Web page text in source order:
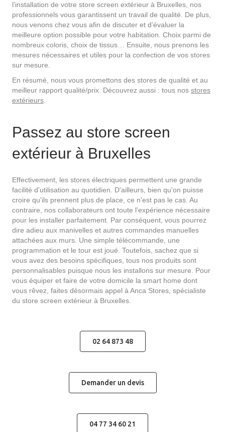
l’installation de votre store screen extérieur à Bruxelles, nos
professionnels vous garantissent un travail de qualité. De plus,
nous venons chez vous afin de discuter et d’évaluer la
meilleure option possible pour votre habitation. Choix parmi de
nombreux coloris, choix de tissus… Ensuite, nous prenons les
mesures nécessaires et utiles pour la confection de vos stores
sur mesure.
En résumé, nous vous promettons des stores de qualité et au
meilleur rapport qualité/prix. Découvrez aussi : tous nos stores
extérieurs
Passez au store screen
extérieur à Bruxelles
Effectivement, les stores électriques permettent une grande
facilité d'utilisation au quotidien. D'ailleurs, bien qu'on puisse
croire qu'ils prennent plus de place, ce n'est pas le cas. Au
contraire, nos collaborateurs ont toute l'expérience nécessaire
pour les installer parfaitement. Par conséquent, vous pourrez
dire adieu aux manivelles et autres commandes manuelles
attachées aux murs. Une simple télécommande, une
programmation et le tour est joué. Toutefois, sachez que si
vous avez des besoins spécifiques, tous nos produits sont
personnalisables puisque nous les installons sur mesure. Pour
vous équiper et faire de votre domicile la smart home dont
vous rêvez, faites désormais appel à Anca Stores, spécialiste
du store screen extérieur à Bruxelles.
02 64 873 48
Demander un devis
04 77 34 60 21